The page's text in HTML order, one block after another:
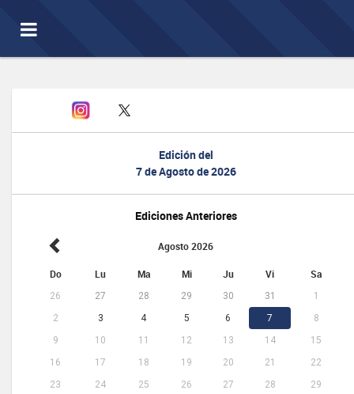
Toggle
navigation
Edición del
7 de Agosto de 2026
Ediciones Anteriores
Agosto 2026
Do Lu Ma Mi Ju Vi Sa
26 27 28 29 30 31
1
2
3 4 5 6 7
8
9
10 11 12 13 14
15
16
17 18 19 20 21
22
23
24 25 26 27 28
29